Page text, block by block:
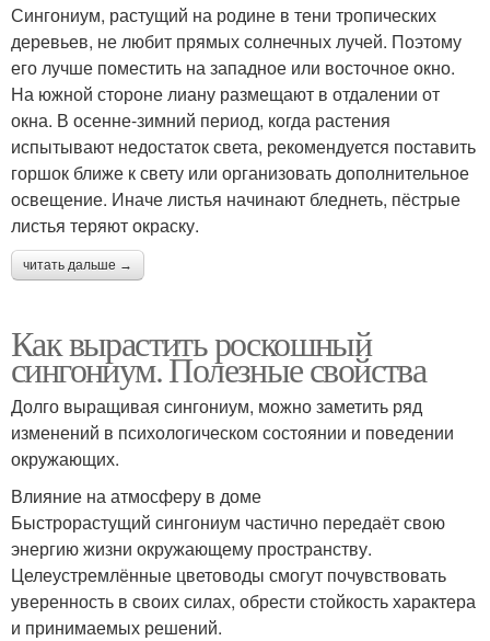
Сингониум, растущий на родине в тени тропических
деревьев, не любит прямых солнечных лучей. Поэтому
его лучше поместить на западное или восточное окно.
На южной стороне лиану размещают в отдалении от
окна. В осенне-зимний период, когда растения
испытывают недостаток света, рекомендуется поставить
горшок ближе к свету или организовать дополнительное
освещение. Иначе листья начинают бледнеть, пёстрые
листья теряют окраску.
читать дальше →
Как вырастить роскошный
сингониум. Полезные свойства
Долго выращивая сингониум, можно заметить ряд
изменений в психологическом состоянии и поведении
окружающих.
Влияние на атмосферу в доме
Быстрорастущий сингониум частично передаёт свою
энергию жизни окружающему пространству.
Целеустремлённые цветоводы смогут почувствовать
уверенность в своих силах, обрести стойкость характера
и принимаемых решений.